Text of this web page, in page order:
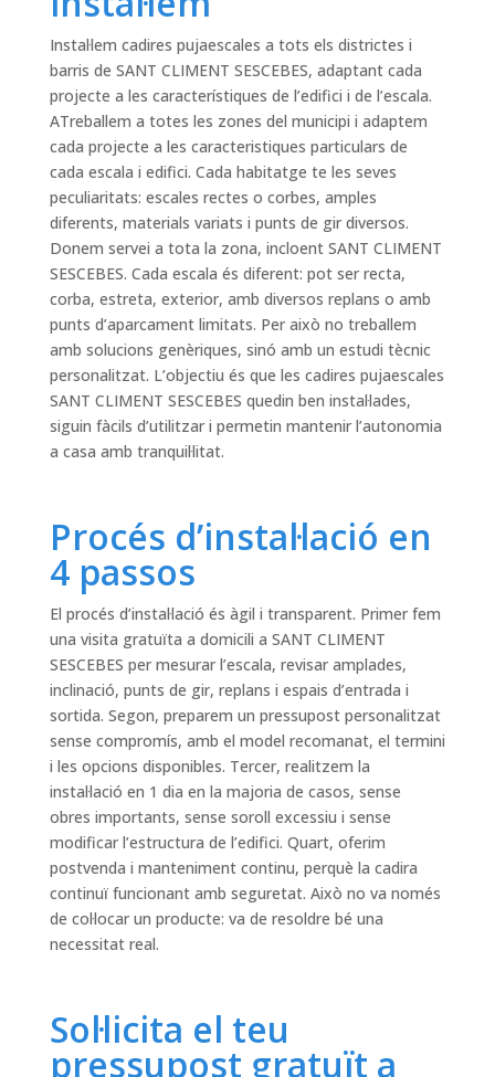
Instal·lem cadires pujaescales a tots els districtes i
barris de SANT CLIMENT SESCEBES, adaptant cada
projecte a les característiques de l’edifici i de l’escala.
ATreballem a totes les zones del municipi i adaptem
cada projecte a les caracteristiques particulars de
cada escala i edifici. Cada habitatge te les seves
peculiaritats: escales rectes o corbes, amples
diferents, materials variats i punts de gir diversos.
Donem servei a tota la zona, incloent SANT CLIMENT
SESCEBES. Cada escala és diferent: pot ser recta,
corba, estreta, exterior, amb diversos replans o amb
punts d’aparcament limitats. Per això no treballem
amb solucions genèriques, sinó amb un estudi tècnic
personalitzat. L’objectiu és que les cadires pujaescales
SANT CLIMENT SESCEBES quedin ben instal·lades,
siguin fàcils d’utilitzar i permetin mantenir l’autonomia
a casa amb tranquil·litat.
Procés d’instal·lació en
4 passos
El procés d’instal·lació és àgil i transparent. Primer fem
una visita gratuïta a domicili a SANT CLIMENT
SESCEBES per mesurar l’escala, revisar amplades,
inclinació, punts de gir, replans i espais d’entrada i
sortida. Segon, preparem un pressupost personalitzat
sense compromís, amb el model recomanat, el termini
i les opcions disponibles. Tercer, realitzem la
instal·lació en 1 dia en la majoria de casos, sense
obres importants, sense soroll excessiu i sense
modificar l’estructura de l’edifici. Quart, oferim
postvenda i manteniment continu, perquè la cadira
continuï funcionant amb seguretat. Això no va només
de col·locar un producte: va de resoldre bé una
necessitat real.
Sol·licita el teu
pressupost gratuït a